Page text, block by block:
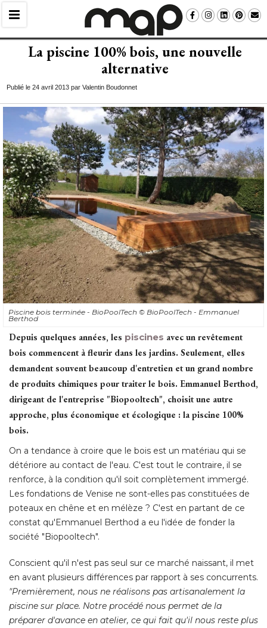
La piscine 100% bois, une nouvelle
alternative
Publié le 24 avril 2013 par Valentin Boudonnet
Piscine bois terminée - BioPoolTech © BioPoolTech - Emmanuel
Berthod
Depuis quelques années, les piscines avec un revêtement
bois commencent à fleurir dans les jardins. Seulement, elles
demandent souvent beaucoup d'entretien et un grand nombre
de produits chimiques pour traiter le bois. Emmanuel Berthod,
dirigeant de l'entreprise "Biopooltech", choisit une autre
approche, plus économique et écologique : la piscine 100%
bois.
On a tendance à croire que le bois est un matériau qui se
détériore au contact de l'eau. C'est tout le contraire, il se
renforce, à la condition qu'il soit complètement immergé.
Les fondations de Venise ne sont-elles pas constituées de
poteaux en chêne et en mélèze ? C'est en partant de ce
constat qu'Emmanuel Berthod a eu l'idée de fonder la
société "Biopooltech".
Conscient qu'il n'est pas seul sur ce marché naissant, il met
en avant plusieurs différences par rapport à ses concurrents.
"Premièrement, nous ne réalisons pas artisanalement la
piscine sur place. Notre procédé nous permet de la
préparer d'avance en atelier, ce qui fait qu'il nous reste plus